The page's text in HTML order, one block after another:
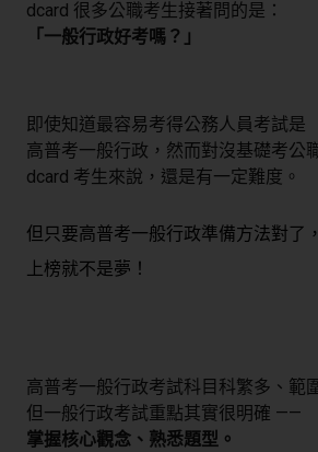
dcard 很多公職考生接著問的是：
「一般行政好考嗎？」
即使知道最容易考得公務人員考試是
高普考一般行政，然而對沒基礎考公
dcard 考生來說，還是有一定難度。
但只要高普考一般行政準備方法對了，
上榜就不是夢！
高普考一般行政考試科目科繁多、範
但一般行政考試重點其實很明確 ——
掌握核心觀念、熟悉題型。